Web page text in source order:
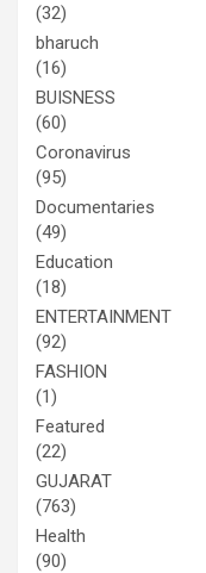
(32)
bharuch
(16)
BUISNESS
(60)
Coronavirus
(95)
Documentaries
(49)
Education
(18)
ENTERTAINMENT
(92)
FASHION
(1)
Featured
(22)
GUJARAT
(763)
Health
(90)